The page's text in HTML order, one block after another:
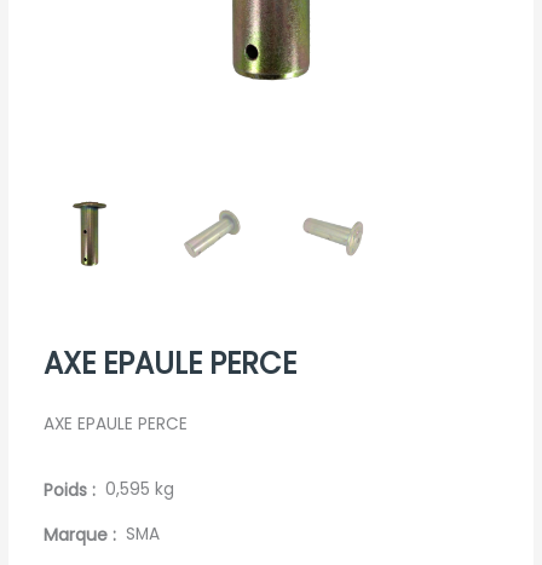
AXE EPAULE PERCE
AXE EPAULE PERCE
Poids 0,595 kg
Marque SMA